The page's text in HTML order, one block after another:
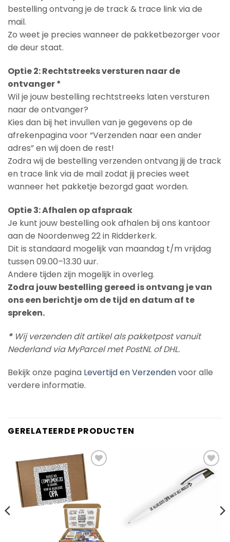
bestelling ontvang je de track & trace link via de
mail.
Zo weet je precies wanneer de pakketbezorger voor
de deur staat.
Optie 2: Rechtstreeks versturen naar de
ontvanger *
Wil je jouw bestelling rechtstreeks laten versturen
naar de ontvanger?
Kies dan bij het invullen van je gegevens op de
afrekenpagina voor “Verzenden naar een ander
adres” en wij doen de rest!
Zodra wij de bestelling verzenden ontvang jij de track
en trace link via de mail zodat jij precies weet
wanneer het pakketje bezorgd gaat worden.
Optie 3: Afhalen op afspraak
Je kunt jouw bestelling ook afhalen bij ons kantoor
aan de Noordenweg 22 in Ridderkerk.
Dit is standaard mogelijk van maandag t/m vrijdag
tussen 09.00–13.30 uur.
Andere tijden zijn mogelijk in overleg.
Zodra jouw bestelling gereed is ontvang je van
ons een berichtje om de tijd en datum af te
spreken.
*Wij verzenden dit artikel als pakketpost vanuit
Nederland via MyParcel met PostNL of DHL.
Bekijk onze pagina Levertijd en Verzendenvoor alle
verdere informatie.
GERELATEERDE PRODUCTEN
Add to
Wishlist
Add to
Wishlist